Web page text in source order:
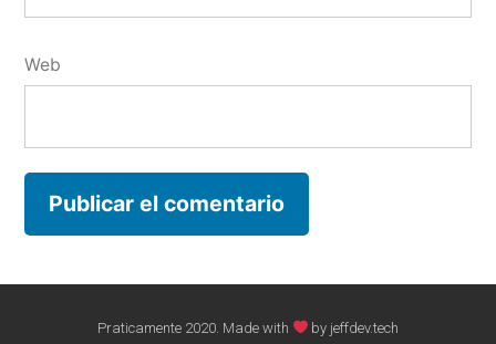
Web
Praticamente 2020. Made with by jeffdev.tech